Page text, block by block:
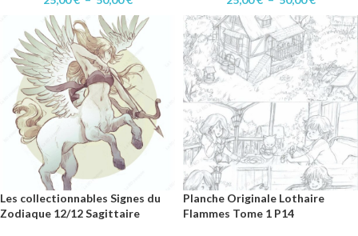
Les collectionnables Signes du
Zodiaque 12/12 Sagittaire
Planche Originale Lothaire
Flammes Tome 1 P14